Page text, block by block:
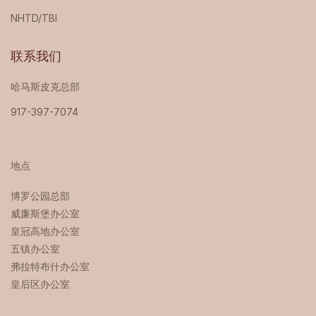
NHTD/TBI
联系我们
哈马斯皮克总部
917-397-7074
地点
博罗公园总部 ‍
威廉斯堡办公室
皇冠高地办公室
五镇办公室
弗拉特布什办公室
皇后区办公室